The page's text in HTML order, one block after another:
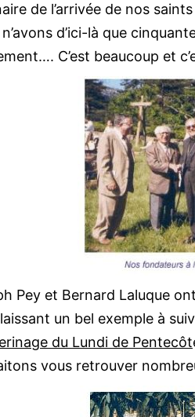
de l’arrivée de nos
d’ici-là que
C’est beaucoup et
Pey et Bernard Laluque
un bel exemple à
du Lundi de Pentecôt
vous retrouver